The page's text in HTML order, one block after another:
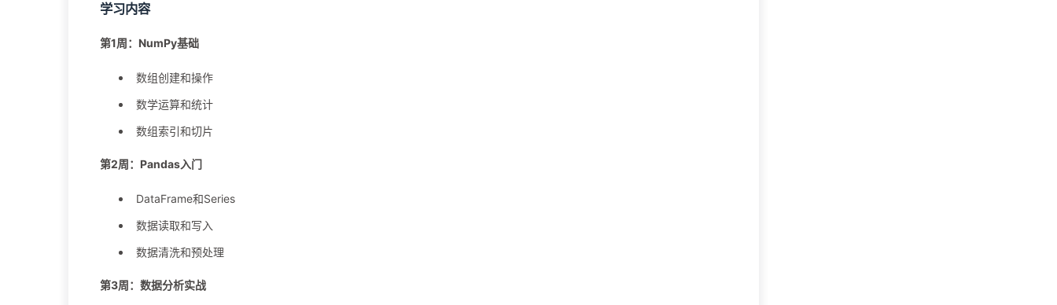
学习内容
第1周：NumPy基础
数组创建和操作
数学运算和统计
数组索引和切片
第2周：Pandas入门
DataFrame和Series
数据读取和写入
数据清洗和预处理
第3周：数据分析实战